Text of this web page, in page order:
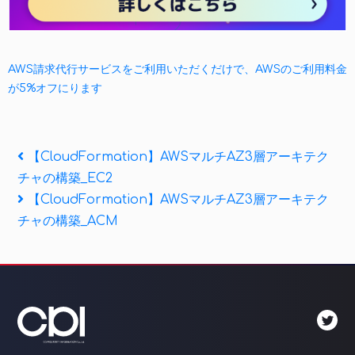
AWS請求代行サービスをご利用いただくだけで、AWSのご利用料金
が5%オフにります
投
稿
ナ
ー
シ
Previous
Post
【CloudFormation】AWSマルチAZ3層アーキテク
チャの構築_EC2
Next
Post
【CloudFormation】AWSマルチAZ3層アーキテク
チャの構築_ACM